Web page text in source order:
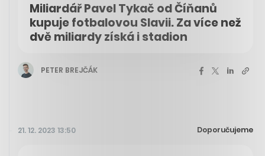
Miliardář Pavel Tykač od Číňanů
kupuje fotbalovou Slavii. Za více než
dvě miliardy získá i stadion
PETER BREJČÁK
21. 12. 2023 13:50 Doporučujeme